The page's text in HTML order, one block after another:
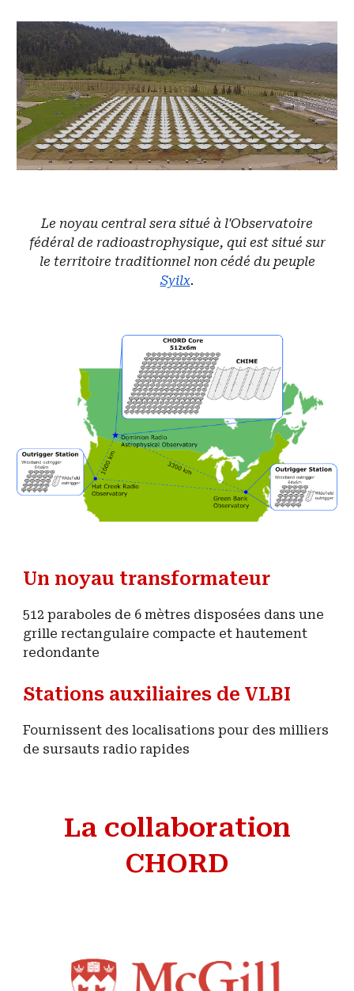
Le noyau central sera situé à l'Observatoire
fédéral de radioastrophysique, qui est situé sur
le territoire traditionnel non cédé du peuple
Syilx.
Un ​​noyau transformateur
512 paraboles de 6 mètres disposées dans une
grille rectangulaire compacte et hautement
redondante
Stations auxiliaires de VLBI
Fournissent des localisations pour des milliers
de ​sursauts radio rapides
La collaboration
CHORD